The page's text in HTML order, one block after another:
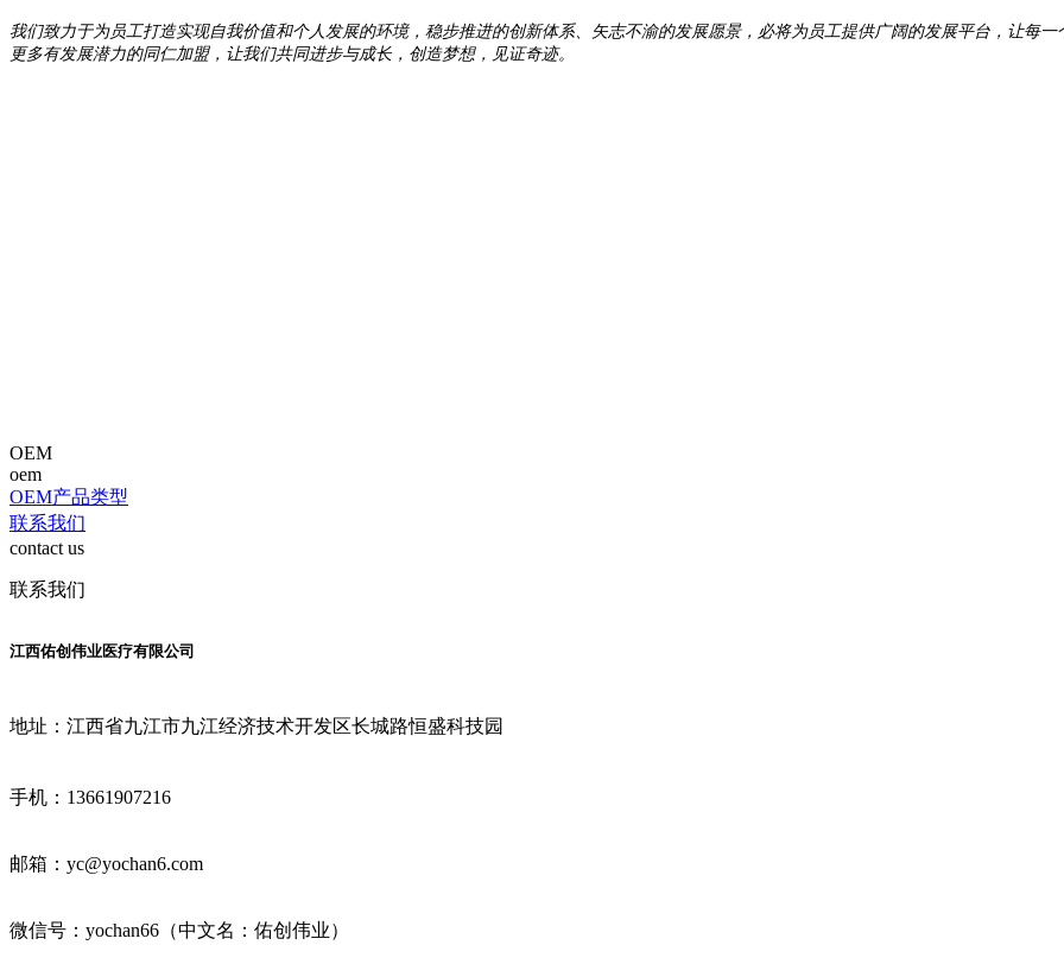
我们致力于为员工打造实现自我价值和个人发展的环境，稳步推进的创新体系、矢志不渝的发展愿景，必将为员工提供广阔的发展平台，让每
更多有发展潜力的同仁加盟，让我们共同进步与成长，创造梦想，见证奇迹。
OEM
oem
OEM产品类型
联系我们
contact us
联系我们
江西佑创伟业医疗有限公司
地址：江西省九江市九江经济技术开发区长城路恒盛科技园
手机：13661907216
邮箱：yc@yochan6.com
微信号：yochan66（中文名：佑创伟业）